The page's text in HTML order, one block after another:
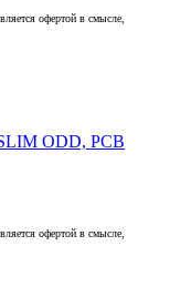
офертой в смысле,
ODD, PCB
офертой в смысле,